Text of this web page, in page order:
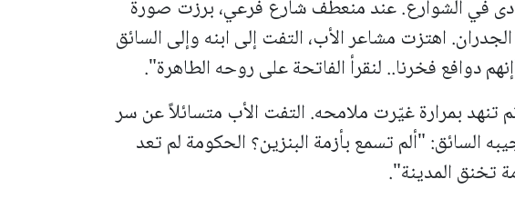
في الشوارع. عند منعطف شارع فرعي، برزت صورة
اهتزت مشاعر الأب، التفت إلى ابنه وإلى السائق
دوافع فخرنا.. لنقرأ الفاتحة على روحه الطاهرة".
تنهد بمرارة غيّرت ملامحه. التفت الأب متسائلاً عن سر
السائق: "ألم تسمع بأزمة البنزين؟ الحكومة لم تعد
تخنق المدينة".